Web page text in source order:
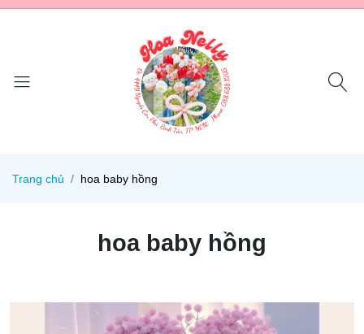
Trang chủ hoa baby hồng
hoa baby hồng